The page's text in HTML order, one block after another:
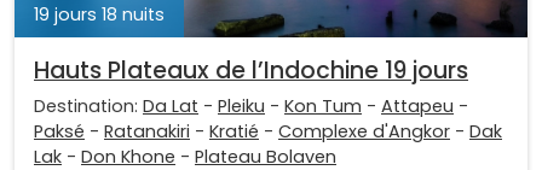
19 jours 18 nuits
Hauts Plateaux de l’Indochine 19 jours
Destination: Da Lat - Pleiku - Kon Tum - Attapeu -
Paksé - Ratanakiri - Kratié - Complexe d'Angkor - Dak
Lak - Don Khone - Plateau Bolaven